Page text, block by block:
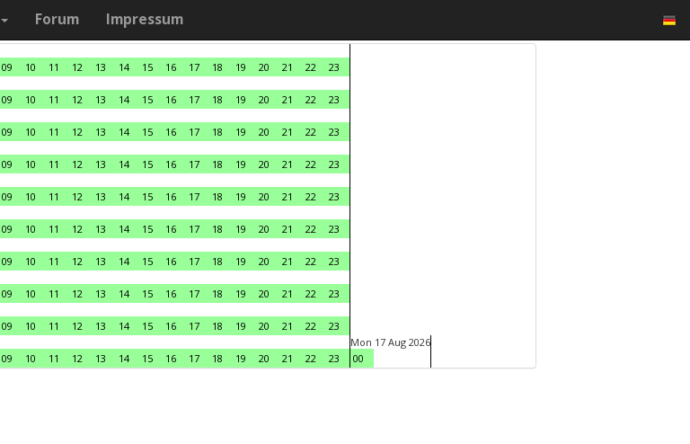
Forum Impressum
09 10 11 12 13 14 15 16 17 18 19 20 21 22
23
09 10 11 12 13 14 15 16 17 18 19 20 21 22
23
09 10 11 12 13 14 15 16 17 18 19 20 21 22
23
09 10 11 12 13 14 15 16 17 18 19 20 21 22
23
09 10 11 12 13 14 15 16 17 18 19 20 21 22
23
09 10 11 12 13 14 15 16 17 18 19 20 21 22
23
09 10 11 12 13 14 15 16 17 18 19 20 21 22
23
09 10 11 12 13 14 15 16 17 18 19 20 21 22
23
09 10 11 12 13 14 15 16 17 18 19 20 21 22
23
09 10 11 12 13 14 15 16 17 18 19 20 21 22 23
Mon 17 Aug 2026
00